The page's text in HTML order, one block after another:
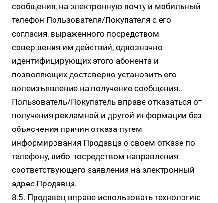
сообщения, на электронную почту и мобильный
телефон Пользователя/Покупателя с его
согласия, выраженного посредством
совершения им действий, однозначно
идентифицирующих этого абонента и
позволяющих достоверно установить его
волеизъявление на получение сообщения.
Пользователь/Покупатель вправе отказаться от
получения рекламной и другой информации без
объяснения причин отказа путем
информирования Продавца о своем отказе по
телефону, либо посредством направления
соответствующего заявления на электронный
адрес Продавца.
8.5. Продавец вправе использовать технологию